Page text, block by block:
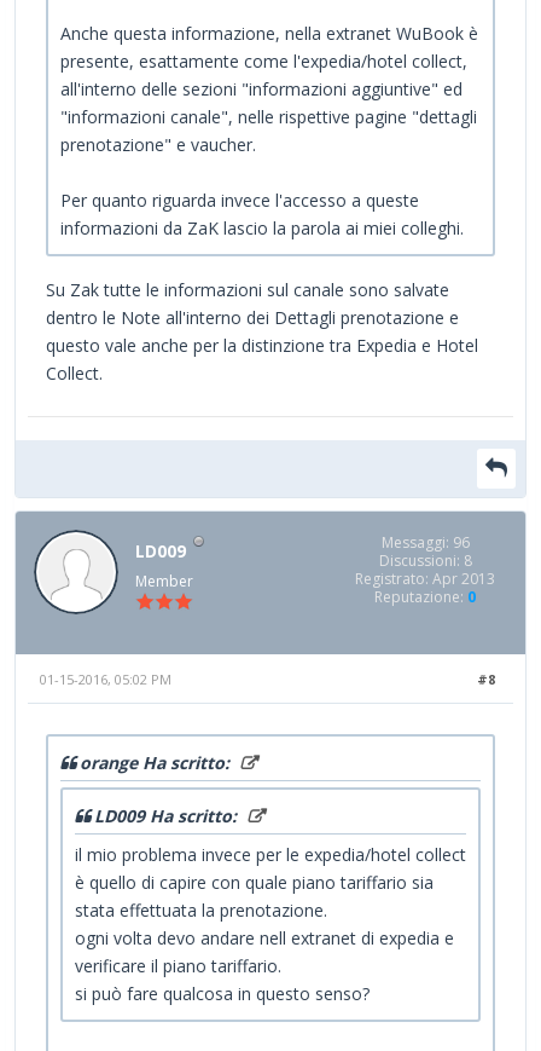
Anche questa informazione, nella extranet WuBook è
presente, esattamente come l'expedia/hotel collect,
all'interno delle sezioni "informazioni aggiuntive" ed
"informazioni canale", nelle rispettive pagine "dettagli
prenotazione" e vaucher.
Per quanto riguarda invece l'accesso a queste
informazioni da ZaK lascio la parola ai miei colleghi.
Su Zak tutte le informazioni sul canale sono salvate
dentro le Note all'interno dei Dettagli prenotazione e
questo vale anche per la distinzione tra Expedia e Hotel
Collect.
LD009
Member
Messaggi: 96
Discussioni: 8
Registrato: Apr 2013
Reputazione: 0
#8
01-15-2016, 05:02 PM
orange Ha scritto:
LD009 Ha scritto:
il mio problema invece per le expedia/hotel collect
è quello di capire con quale piano tariffario sia
stata effettuata la prenotazione.
ogni volta devo andare nell extranet di expedia e
verificare il piano tariffario.
si può fare qualcosa in questo senso?